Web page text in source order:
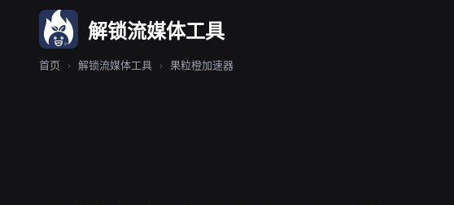
解锁流媒体工具
首页 › 解锁流媒体工具 › 果粒橙加速器